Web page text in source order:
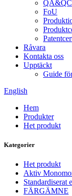
QA&QC
FoU
Råvara
Kontakta oss
Upptäckt
Guide
English
Hem
Produkter
Het produkt
Kategorier
Het produkt
Aktiv
Standardiserat
FÄRGÄMNE